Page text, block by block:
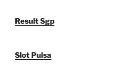
Result Sgp
Slot Pulsa